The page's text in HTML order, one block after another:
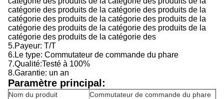
catégorie des produits de la catégorie des produits de la
catégorie des produits de la catégorie des produits de la
catégorie des produits de la catégorie des produits de la
catégorie des produits de la catégorie des
5.Payeur: T/T
6. Le type: Commutateur de commande du phare
7.Qualité:Testé à 100%
8.Garantie: un an
Paramètre principal:
Nom du produit
Commutateur de commande du phare